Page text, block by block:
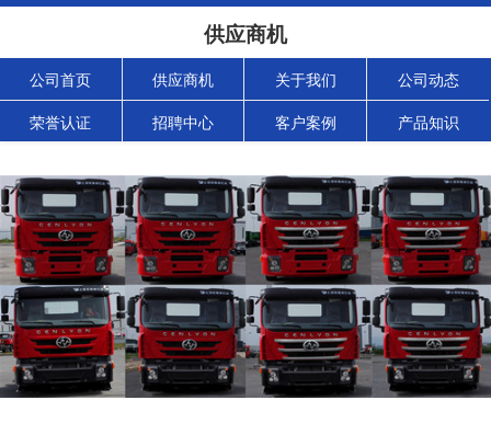
供应商机
公司首页 供应商机 关于我们 公司动态
荣誉认证 招聘中心 客户案例 产品知识